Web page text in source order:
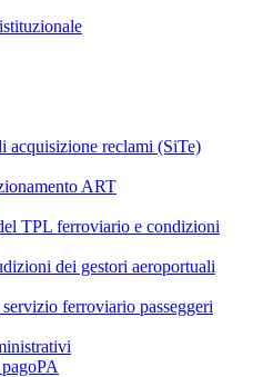
acquisizione reclami (SiTe)
ART
TPL ferroviario e condizioni
dei gestori aeroportuali
ferroviario passeggeri